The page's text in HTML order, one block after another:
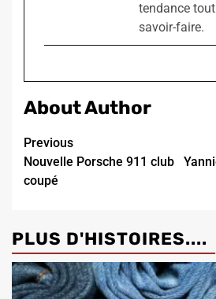
tendance
savoir-faire.
About Author
Continue
Reading
Previous
Nouvelle Porsche 911 club
coupé
PLUS D'HISTOIRES....